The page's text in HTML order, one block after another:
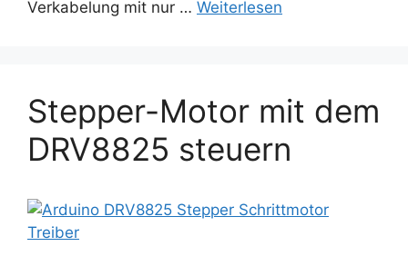
Verkabelung mit nur … Weiterlesen
Stepper-Motor mit dem
DRV8825 steuern